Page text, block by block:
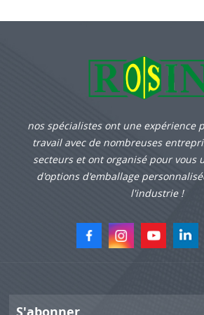
nos spécialistes ont une expérience
travail avec de nombreuses
secteurs et ont organisé pour vous
d'options d'emballage
l'industrie !
S'abonner